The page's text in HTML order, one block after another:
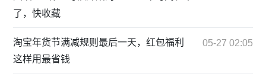
了，快收藏
淘宝年货节满减规则最后一天，红包福利
这样用最省钱
05-27 02:05